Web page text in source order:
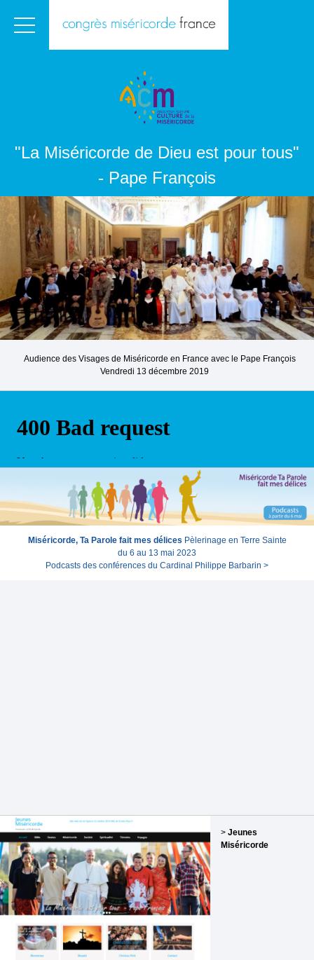
"La Miséricorde de Dieu est pour tous"
- Pape François
Audience des Visages de Miséricorde en France avec le Pape François
Vendredi 13 décembre 2019
Miséricorde, Ta Parole fait mes délices Pèlerinage en Terre Sainte
du 6 au 13 mai 2023
Podcasts des conférences du Cardinal Philippe Barbarin >
> Jeunes
Miséricorde